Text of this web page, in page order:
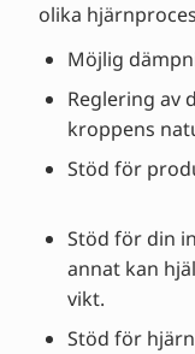
olika
Möjlig
Reglering av
kroppens
Stöd för
Stöd för din
annat kan
vikt.
Stöd för